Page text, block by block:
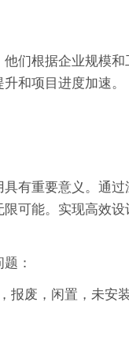
们根据企业规模
和项目进度加速。
有重要意义。通
可能。实现高效
：
报废，闲置，未